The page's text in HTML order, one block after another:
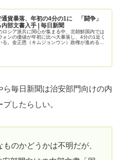
通貨暴落、年初の4分の1に 「闘争」
部文書入手 | 毎日新聞
ロシア派兵に関心が集まる中、北朝鮮国内では
ォンの価値が年初に比べ大暴落し、4分の1近く
る。金正恩（キムジョンウン）政権が進める国
ら毎日新聞は治安部門向けの内
したらしい。
のかどうかは不明だが、